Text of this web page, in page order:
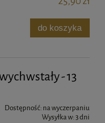
do koszyka
- 13
Dostępność: na wyczerpaniu
Wysyłka w:3 dni